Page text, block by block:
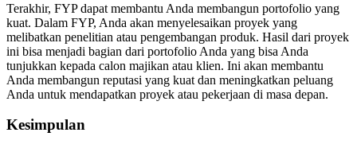
Terakhir, FYP dapat membantu Anda membangun portofolio yang
kuat. Dalam FYP, Anda akan menyelesaikan proyek yang
melibatkan penelitian atau pengembangan produk. Hasil dari proyek
ini bisa menjadi bagian dari portofolio Anda yang bisa Anda
tunjukkan kepada calon majikan atau klien. Ini akan membantu
Anda membangun reputasi yang kuat dan meningkatkan peluang
Anda untuk mendapatkan proyek atau pekerjaan di masa depan.
Kesimpulan